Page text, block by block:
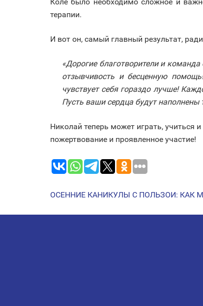
Коле было необходимо сложное и
терапии.
И вот он, самый главный результат,
«Дорогие благотворители и
отзывчивость и бесценную
чувствует себя гораздо лучше!
Пусть ваши сердца будут наполнены
Николай теперь может играть, учиться
пожертвование и проявленное участие!
НАВИГАЦИЯ
ПО
ОСЕННИЕ КАНИКУЛЫ С ПОЛЬЗОЙ: КАК